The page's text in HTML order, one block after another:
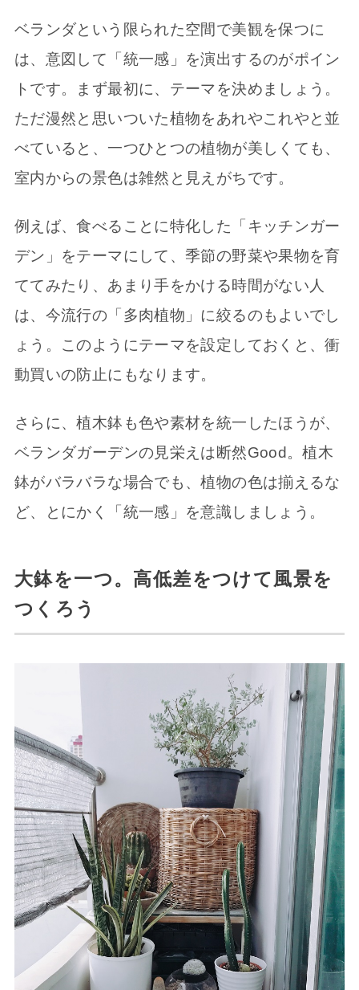
ベランダという限られた空間で美観を保つに
は、意図して「統一感」を演出するのがポイン
トです。まず最初に、テーマを決めましょう。
ただ漫然と思いついた植物をあれやこれやと並
べていると、一つひとつの植物が美しくても、
室内からの景色は雑然と見えがちです。
例えば、食べることに特化した「キッチンガー
デン」をテーマにして、季節の野菜や果物を育
ててみたり、あまり手をかける時間がない人
は、今流行の「多肉植物」に絞るのもよいでし
ょう。このようにテーマを設定しておくと、衝
動買いの防止にもなります。
さらに、植木鉢も色や素材を統一したほうが、
ベランダガーデンの見栄えは断然Good。植木
鉢がバラバラな場合でも、植物の色は揃えるな
ど、とにかく「統一感」を意識しましょう。
大鉢を一つ。高低差をつけて風景を
つくろう